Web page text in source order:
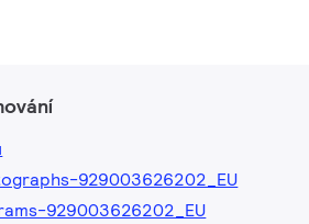
929003626202_EU
929003626202_EU